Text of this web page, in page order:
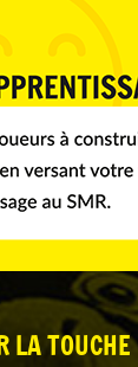
LA TOUCHE